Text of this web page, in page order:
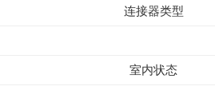
连接器类型
室内状态